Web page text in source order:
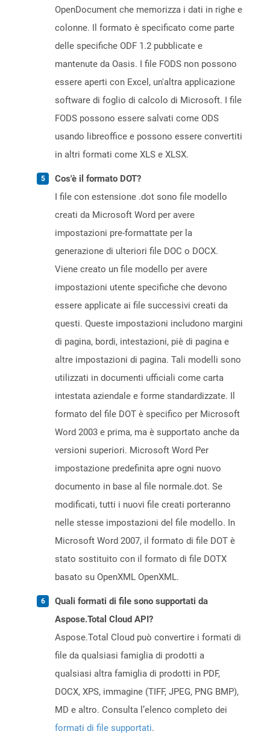
OpenDocument che memorizza i dati in righe e
colonne. Il formato è specificato come parte
delle specifiche ODF 1.2 pubblicate e
mantenute da Oasis. I file FODS non possono
essere aperti con Excel, un'altra applicazione
software di foglio di calcolo di Microsoft. I file
FODS possono essere salvati come ODS
usando libreoffice e possono essere convertiti
in altri formati come XLS e XLSX.
Cos'è il formato DOT?
I file con estensione .dot sono file modello
creati da Microsoft Word per avere
impostazioni pre-formattate per la
generazione di ulteriori file DOC o DOCX.
Viene creato un file modello per avere
impostazioni utente specifiche che devono
essere applicate ai file successivi creati da
questi. Queste impostazioni includono margini
di pagina, bordi, intestazioni, piè di pagina e
altre impostazioni di pagina. Tali modelli sono
utilizzati in documenti ufficiali come carta
intestata aziendale e forme standardizzate. Il
formato del file DOT è specifico per Microsoft
Word 2003 e prima, ma è supportato anche da
versioni superiori. Microsoft Word Per
impostazione predefinita apre ogni nuovo
documento in base al file normale.dot. Se
modificati, tutti i nuovi file creati porteranno
nelle stesse impostazioni del file modello. In
Microsoft Word 2007, il formato di file DOT è
stato sostituito con il formato di file DOTX
basato su OpenXML OpenXML.
Quali formati di file sono supportati da
Aspose.Total Cloud API?
Aspose.Total Cloud può convertire i formati di
file da qualsiasi famiglia di prodotti a
qualsiasi altra famiglia di prodotti in PDF,
DOCX, XPS, immagine (TIFF, JPEG, PNG BMP),
MD e altro. Consulta l’elenco completo dei
formati di file supportati.